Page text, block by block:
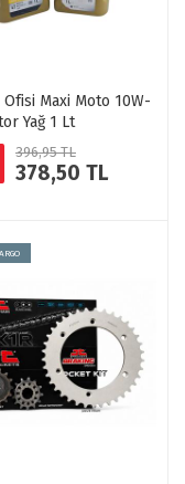
Maxi Moto 10W-
Yağ 1 Lt
396,95 TL
378,50 TL